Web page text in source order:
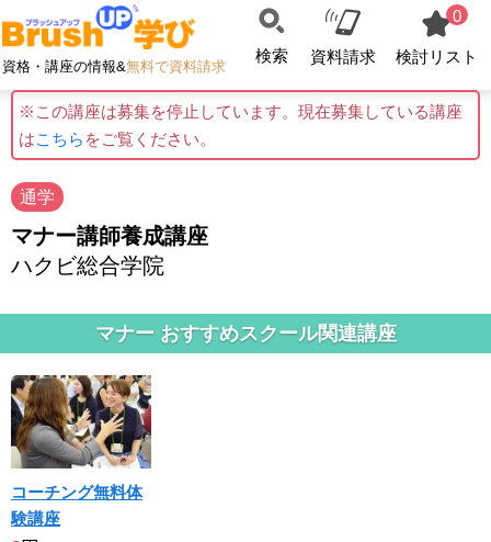
資格・講座の情報&無料で資料請求
検索 資料請求
0
検討リスト
※この講座は募集を停止しています。現在募集している講座
はこちら をご覧ください。
通学
マナー講師養成講座
ハクビ総合学院
マナー おすすめスクール関連講座
コーチング無料体
験講座